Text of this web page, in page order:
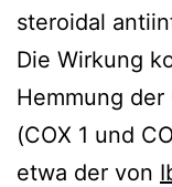
steroidal
Die Wirkung
Hemmung
(COX 1 und
etwa der von